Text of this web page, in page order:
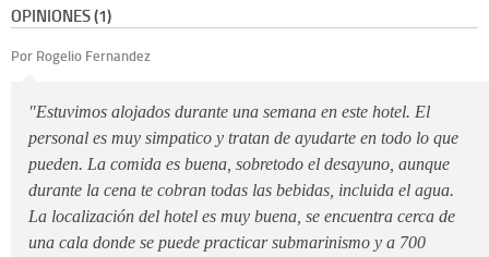
OPINIONES (1)
Por Rogelio Fernandez
"Estuvimos alojados durante una semana en este hotel. El
personal es muy simpatico y tratan de ayudarte en todo lo que
pueden. La comida es buena, sobretodo el desayuno, aunque
durante la cena te cobran todas las bebidas, incluida el agua.
La localización del hotel es muy buena, se encuentra cerca de
una cala donde se puede practicar submarinismo y a 700